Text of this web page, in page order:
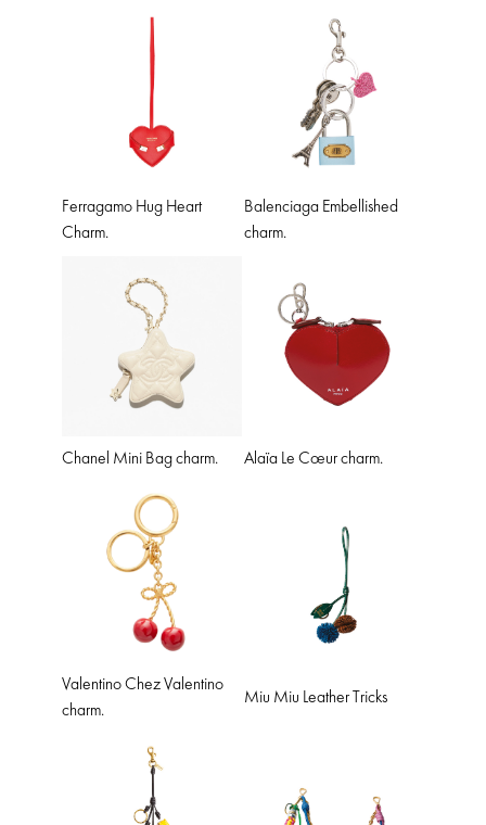
Ferragamo Hug Heart
Charm.
Balenciaga Embellished
charm.
Chanel Mini Bag charm. Alaïa Le Cœur charm.
Valentino Chez Valentino
charm.
Miu Miu Leather Tricks